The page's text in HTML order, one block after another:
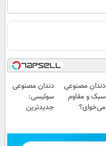
دندان مصنوعی
سبک و مقاوم
می‌خوای؟
📍تهران
دندان مصنوعی
سوئیسی:
جدیدترین
پرداخت قسطی